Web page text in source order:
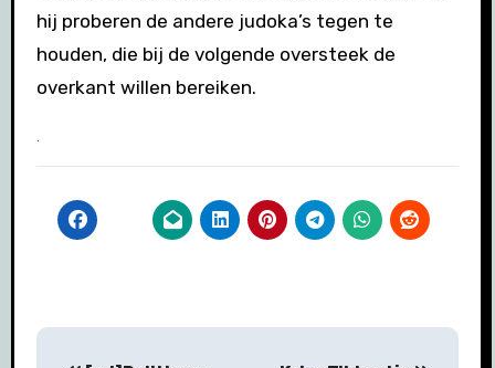
hij proberen de andere judoka’s tegen te
houden, die bij de volgende oversteek de
overkant willen bereiken.